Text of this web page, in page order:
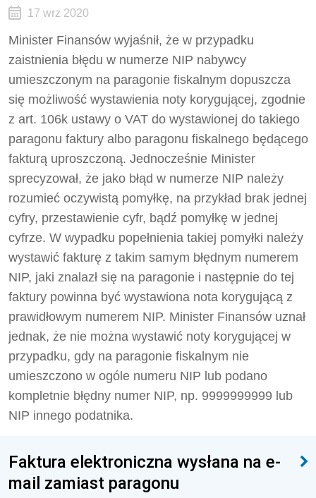
17 wrz 2020
Minister Finansów wyjaśnił, że w przypadku
zaistnienia błędu w numerze NIP nabywcy
umieszczonym na paragonie fiskalnym dopuszcza
się możliwość wystawienia noty korygującej, zgodnie
z art. 106k ustawy o VAT do wystawionej do takiego
paragonu faktury albo paragonu fiskalnego będącego
fakturą uproszczoną. Jednocześnie Minister
sprecyzował, że jako błąd w numerze NIP należy
rozumieć oczywistą pomyłkę, na przykład brak jednej
cyfry, przestawienie cyfr, bądź pomyłkę w jednej
cyfrze. W wypadku popełnienia takiej pomyłki należy
wystawić fakturę z takim samym błędnym numerem
NIP, jaki znalazł się na paragonie i następnie do tej
faktury powinna być wystawiona nota korygującą z
prawidłowym numerem NIP. Minister Finansów uznał
jednak, że nie można wystawić noty korygującej w
przypadku, gdy na paragonie fiskalnym nie
umieszczono w ogóle numeru NIP lub podano
kompletnie błędny numer NIP, np. 9999999999 lub
NIP innego podatnika.
Faktura elektroniczna wysłana na e-
mail zamiast paragonu